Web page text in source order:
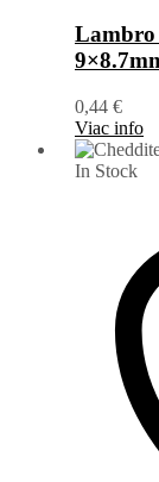
Lambro
0,44 €
Viac info
In Stock